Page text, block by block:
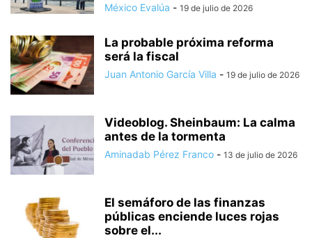
México Evalúa - 19 de julio de 2026
La probable próxima reforma
será la fiscal
Juan Antonio García Villa - 19 de julio de 2026
Videoblog. Sheinbaum: La calma
antes de la tormenta
Aminadab Pérez Franco - 13 de julio de 2026
El semáforo de las finanzas
públicas enciende luces rojas
sobre el...